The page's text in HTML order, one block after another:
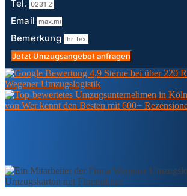
Tel.
Email
Bemerkung
Jetzt Umzugsangebot anfragen